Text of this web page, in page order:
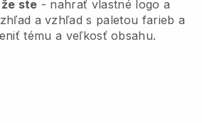
ste - nahrať vlastné logo a
a vzhľad s paletou farieb a
tému a veľkosť obsahu.